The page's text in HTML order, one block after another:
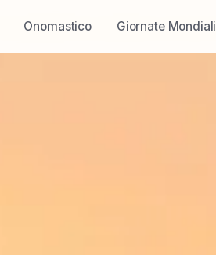
Onomastico Giornate Mondiali